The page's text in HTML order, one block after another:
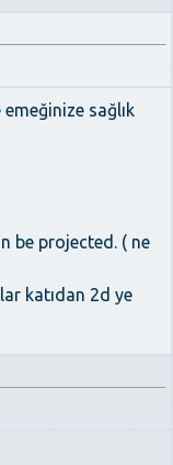
sağlık
be projected. ( ne
katıdan 2d ye